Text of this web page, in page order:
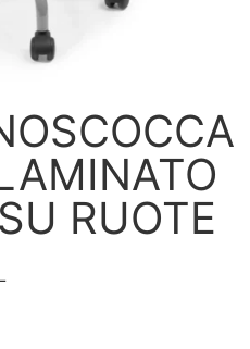
RUOTE